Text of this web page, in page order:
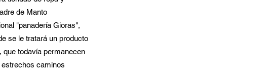
de Manto
"panadería Gioras",
se le tratará un producto
que todavía permanecen
caminos